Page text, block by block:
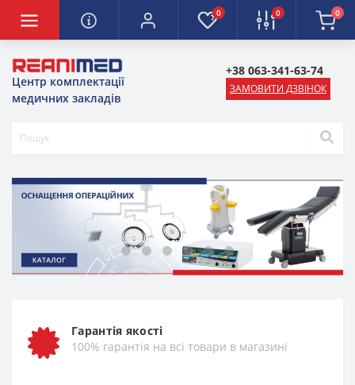
0 0 0
Центр комплектації
медичних закладів
+38 063-341-63-74
ЗАМОВИТИ ДЗВІНОК
Гарантія якості
100% гарантія на всі товари в магазині